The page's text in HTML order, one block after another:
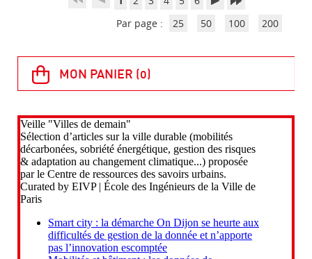
Par page :
25 50 100 200